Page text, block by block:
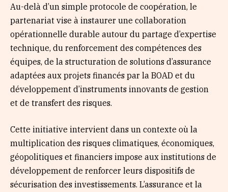
Au-delà d’un simple protocole de coopération, le
partenariat vise à instaurer une collaboration
opérationnelle durable autour du partage d’expertise
technique, du renforcement des compétences des
équipes, de la structuration de solutions d’assurance
adaptées aux projets financés par la BOAD et du
développement d’instruments innovants de gestion
et de transfert des risques.
Cette initiative intervient dans un contexte où la
multiplication des risques climatiques, économiques,
géopolitiques et financiers impose aux institutions de
développement de renforcer leurs dispositifs de
sécurisation des investissements. L’assurance et la